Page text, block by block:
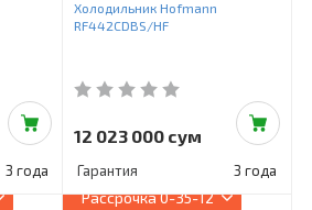
3 года
Холодильник Hofmann
RF442CDBS/HF
12 023 000 сум
Гарантия 3 года
Рассрочка0-35-12